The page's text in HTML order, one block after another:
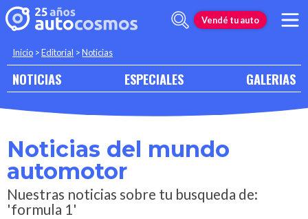
Vendé tu auto
Inicio >Editorial >Noticias
NOTICIAS ESPECIALES GALERIAS
Noticias del mundo
automotor
Nuestras noticias sobre tu busqueda de:
'formula 1'